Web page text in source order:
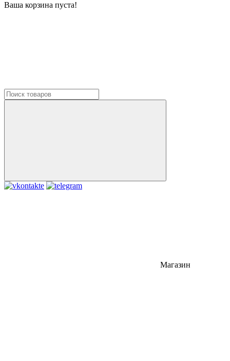
Ваша корзина пуста!
Магазин